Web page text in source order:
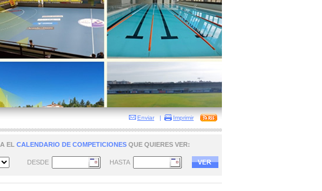
Enviar | Imprimir
EL CALENDARIO DE COMPETICIONES QUE QUIERES VER:
DESDE HASTA